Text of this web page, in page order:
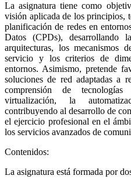
La asignatura tiene como
visión aplicada de los principios,
planificación de redes en
Datos (CPDs), desarrollando
arquitecturas, los mecanismos
servicio y los criterios de
entornos. Asimismo, pretende
soluciones de red adaptadas a
comprensión de
virtualización, la
contribuyendo al desarrollo de
el ejercicio profesional en el
los servicios avanzados de
Contenidos:
La asignatura está formada por